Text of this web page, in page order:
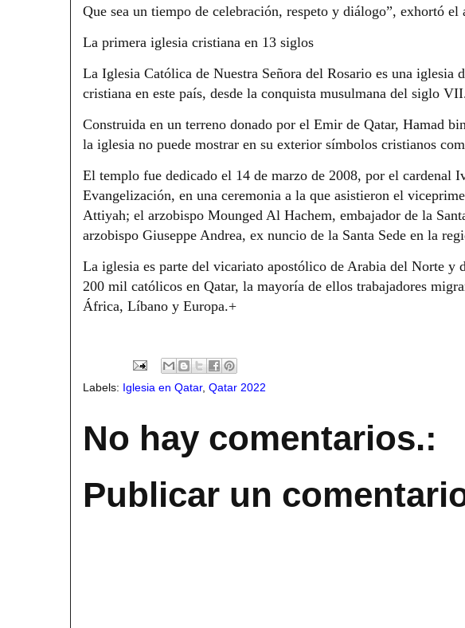
Que sea un tiempo de celebración, respeto y diálogo”, exhortó
La primera iglesia cristiana en 13 siglos
La Iglesia Católica de Nuestra Señora del Rosario es una
cristiana en este país, desde la conquista musulmana del siglo
Construida en un terreno donado por el Emir de Qatar, Hamad
la iglesia no puede mostrar en su exterior símbolos cristianos
El templo fue dedicado el 14 de marzo de 2008, por el cardenal
Evangelización, en una ceremonia a la que asistieron el
Attiyah; el arzobispo Mounged Al Hachem, embajador de la
arzobispo Giuseppe Andrea, ex nuncio de la Santa Sede en la
La iglesia es parte del vicariato apostólico de Arabia del Norte y
200 mil católicos en Qatar, la mayoría de ellos trabajadores
África, Líbano y Europa.+
Labels: Iglesia en Qatar, Qatar 2022
No hay comentarios.:
Publicar un